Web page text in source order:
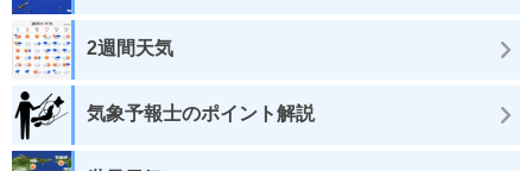
2週間天気
気象予報士のポイント解説